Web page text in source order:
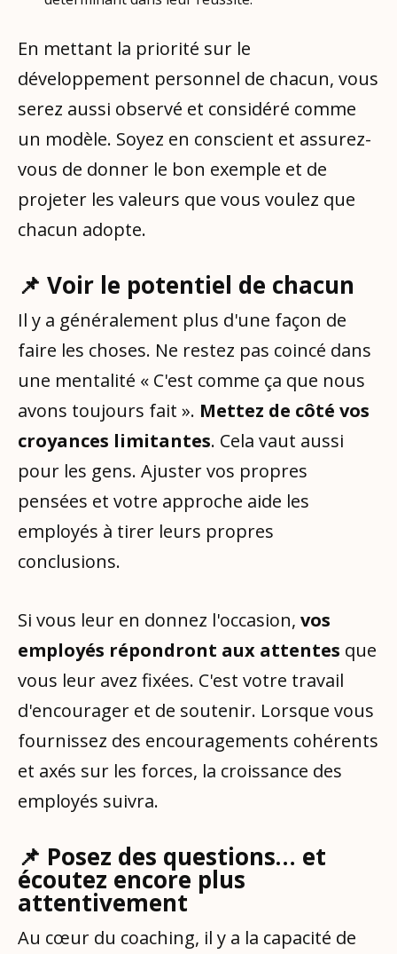
En mettant la priorité sur le
développement personnel de chacun, vous
serez aussi observé et considéré comme
un modèle. Soyez en conscient et assurez-
vous de donner le bon exemple et de
projeter les valeurs que vous voulez que
chacun adopte.
📌 Voir le potentiel de chacun
Il y a généralement plus d'une façon de
faire les choses. Ne restez pas coincé dans
une mentalité « C'est comme ça que nous
avons toujours fait ». Mettez de côté vos
croyances limitantes. Cela vaut aussi
pour les gens. Ajuster vos propres
pensées et votre approche aide les
employés à tirer leurs propres
conclusions.
Si vous leur en donnez l'occasion, vos
employés répondront aux attentes que
vous leur avez fixées. C'est votre travail
d'encourager et de soutenir. Lorsque vous
fournissez des encouragements cohérents
et axés sur les forces, la croissance des
employés suivra.
📌 Posez des questions… et
écoutez encore plus
attentivement
Au cœur du coaching, il y a la capacité de